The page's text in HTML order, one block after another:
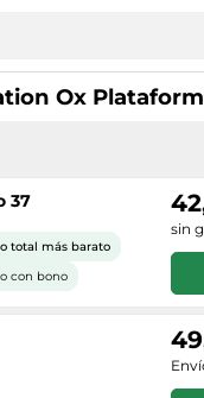
Ox
37
total más barato
con bono
sin